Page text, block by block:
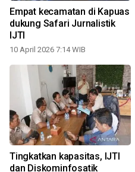
Empat kecamatan di Kapuas
dukung Safari Jurnalistik
IJTI
10 April 2026 7:14 WIB
Tingkatkan kapasitas, IJTI
dan Diskominfosatik